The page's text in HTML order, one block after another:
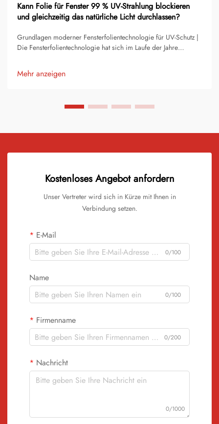
Kann Folie für Fenster 99 % UV-Strahlung blockieren
und gleichzeitig das natürliche Licht durchlassen?
Grundlagen moderner Fensterfolientechnologie für UV-Schutz |
Die Fensterfolientechnologie hat sich im Laufe der Jahre
Gleichgewicht zwischen UV-Schutz und natürlicher
Lichtdurchlässigkeit. Moderne Fensterfolienlösungen...
Mehr anzeigen
Kostenloses Angebot anfordern
Unser Vertreter wird sich in Kürze mit Ihnen in
Verbindung setzen.
E-Mail
0/100
Name
0/100
Firmenname
0/200
Nachricht
0/1000